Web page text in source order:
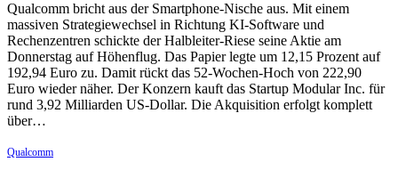
Qualcomm bricht aus der Smartphone-Nische aus. Mit einem
massiven Strategiewechsel in Richtung KI-Software und
Rechenzentren schickte der Halbleiter-Riese seine Aktie am
Donnerstag auf Höhenflug. Das Papier legte um 12,15 Prozent auf
192,94 Euro zu. Damit rückt das 52-Wochen-Hoch von 222,90
Euro wieder näher. Der Konzern kauft das Startup Modular Inc. für
rund 3,92 Milliarden US-Dollar. Die Akquisition erfolgt komplett
über…
Qualcomm